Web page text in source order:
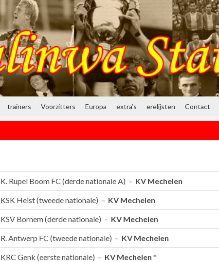
trainers Voorzitters Europa extra’s erelijsten Contact
K. Rupel Boom FC (derde nationale A) – KV Mechelen
KSK Heist (tweede nationale) – KV Mechelen
KSV Bornem (derde nationale) – KV Mechelen
R. Antwerp FC (tweede nationale) – KV Mechelen
KRC Genk (eerste nationale) – KV Mechelen *